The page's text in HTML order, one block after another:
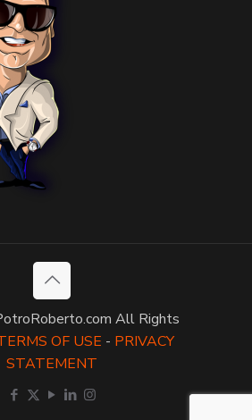
All Rights
OF USE - PRIVACY
STATEMENT